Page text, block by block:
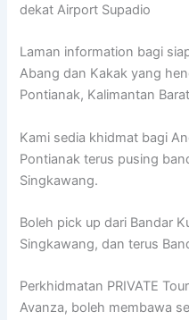
dekat Airport Supadio
Laman information bagi
Abang dan Kakak yang
Pontianak, Kalimantan
Kami sedia khidmat bagi
Pontianak terus pusing
Singkawang.
Boleh pick up dari Bandar
Singkawang, dan terus
Perkhidmatan PRIVATE
Avanza, boleh membawa